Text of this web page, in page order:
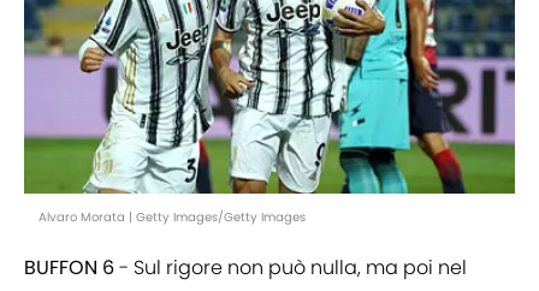
Alvaro Morata | Getty Images/Getty Images
BUFFON 6- Sul rigore non può nulla, ma poi nel